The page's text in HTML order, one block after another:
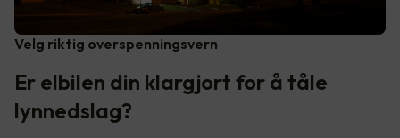
Velg riktig overspenningsvern
Er elbilen din klargjort for å tåle
lynnedslag?